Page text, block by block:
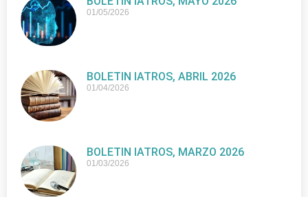
01/05/2026
BOLETIN IATROS, ABRIL 2026
01/04/2026
BOLETIN IATROS, MARZO 2026
01/03/2026